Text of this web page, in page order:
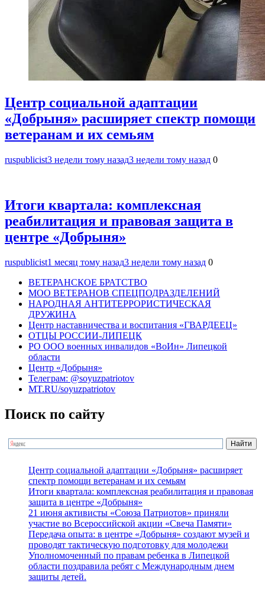
Центр социальной адаптации
«Добрыня» расширяет спектр помощи
ветеранам и их семьям
ruspublicist3 недели тому назад3 недели тому назад 0
Итоги квартала: комплексная
реабилитация и правовая защита в
центре «Добрыня»
ruspublicist1 месяц тому назад3 недели тому назад 0
ВЕТЕРАНСКОЕ БРАТСТВО
МОО ВЕТЕРАНОВ СПЕЦПОДРАЗДЕЛЕНИЙ
НАРОДНАЯ АНТИТЕРРОРИСТИЧЕСКАЯ
ДРУЖИНА
Центр наставничества и воспитания «ГВАРДЕЕЦ»
ОТЦЫ РОССИИ-ЛИПЕЦК
РО ООО военных инвалидов «ВоИн» Липецкой
области
Центр «Добрыня»
Телеграм: @soyuzpatriotov
MT.RU/soyuzpatriotov
Поиск по сайту
Центр социальной адаптации «Добрыня» расширяет
спектр помощи ветеранам и их семьям
Итоги квартала: комплексная реабилитация и правовая
защита в центре «Добрыня»
21 июня активисты «Союза Патриотов» приняли
участие во Всероссийской акции «Свеча Памяти»
Передача опыта: в центре «Добрыня» создают музей и
проводят тактическую подготовку для молодежи
Уполномоченный по правам ребенка в Липецкой
области поздравила ребят с Международным днем
защиты детей.